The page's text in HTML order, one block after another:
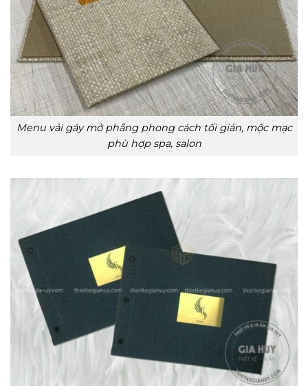
Menu vải gáy mở phẳng phong cách tối giản, mộc mạc
phù hợp spa, salon